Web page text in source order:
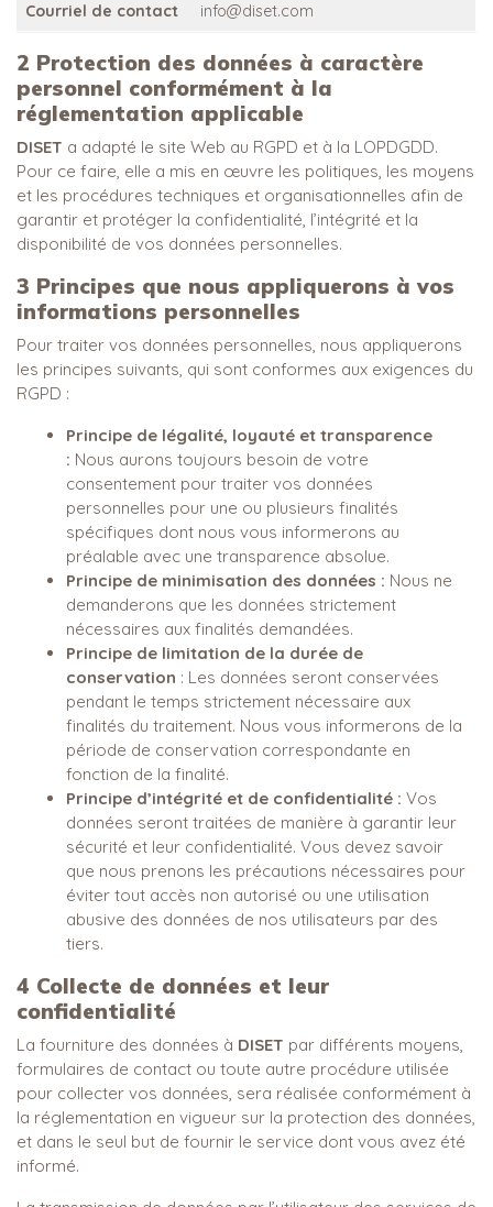
Courriel de contact
info@diset.com
2 Protection des données à caractère
personnel conformément à la
réglementation applicable
DISET a adapté le site Web au RGPD et à la LOPDGDD.
Pour ce faire, elle a mis en œuvre les politiques, les moyens
et les procédures techniques et organisationnelles afin de
garantir et protéger la confidentialité, l’intégrité et la
disponibilité de vos données personnelles.
3 Principes que nous appliquerons à vos
informations personnelles
Pour traiter vos données personnelles, nous appliquerons
les principes suivants, qui sont conformes aux exigences du
RGPD :
Principe de légalité, loyauté et transparence
: Nous aurons toujours besoin de votre
consentement pour traiter vos données
personnelles pour une ou plusieurs finalités
spécifiques dont nous vous informerons au
préalable avec une transparence absolue.
Principe de minimisation des données : Nous ne
demanderons que les données strictement
nécessaires aux finalités demandées.
Principe de limitation de la durée de
conservation : Les données seront conservées
pendant le temps strictement nécessaire aux
finalités du traitement. Nous vous informerons de la
période de conservation correspondante en
fonction de la finalité.
Principe d’intégrité et de confidentialité : Vos
données seront traitées de manière à garantir leur
sécurité et leur confidentialité. Vous devez savoir
que nous prenons les précautions nécessaires pour
éviter tout accès non autorisé ou une utilisation
abusive des données de nos utilisateurs par des
tiers.
4 Collecte de données et leur
confidentialité
La fourniture des données à DISET par différents moyens,
formulaires de contact ou toute autre procédure utilisée
pour collecter vos données, sera réalisée conformément à
la réglementation en vigueur sur la protection des données,
et dans le seul but de fournir le service dont vous avez été
informé.